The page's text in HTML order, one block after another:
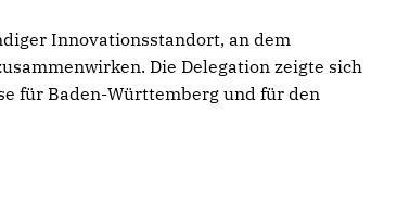
Innovationsstandort, an dem
Die Delegation zeigte sich
für Baden-Württemberg und für den